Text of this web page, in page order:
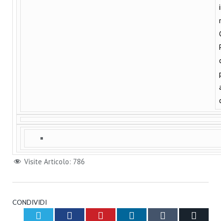
Visite Articolo: 786
CONDIVIDI
Twitter Facebook Pinterest LinkedIn Tumblr